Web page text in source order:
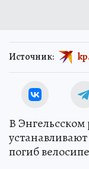
Источник:
В
погиб